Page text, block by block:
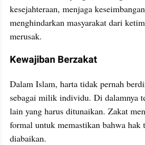
kesejahteraan, menjaga
menghindarkan masyarakat dari
merusak.
Kewajiban Berzakat
Dalam Islam, harta tidak pernah
sebagai milik individu. Di dalamnya
lain yang harus ditunaikan. Zakat
formal untuk memastikan bahwa hak
diabaikan.